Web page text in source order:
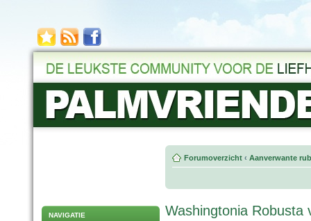
NAVIGATIE
Forumoverzicht ‹ Aanverwante
Washingtonia Robusta